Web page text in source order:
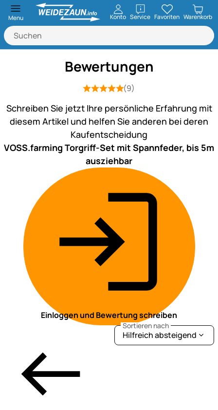
Menu Konto ServiceöffnenFavoriten Warenkorb
Bewertungen
Bewertung: 5 von 5 (9 Bewertungen)
9 Bewertungen
(9)
Schreiben Sie jetzt Ihre persönliche Erfahrung mit
diesem Artikel und helfen Sie anderen bei deren
Kaufentscheidung
VOSS.farming Torgriff-Set mit Spannfeder, bis 5m
ausziehbar
Einloggen und Bewertung schreiben
Sortieren nach
Hilfreich absteigend